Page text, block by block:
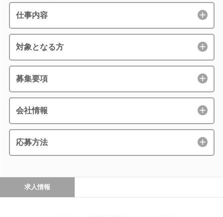
仕事内容
対象となる方
募集要項
会社情報
応募方法
求人情報